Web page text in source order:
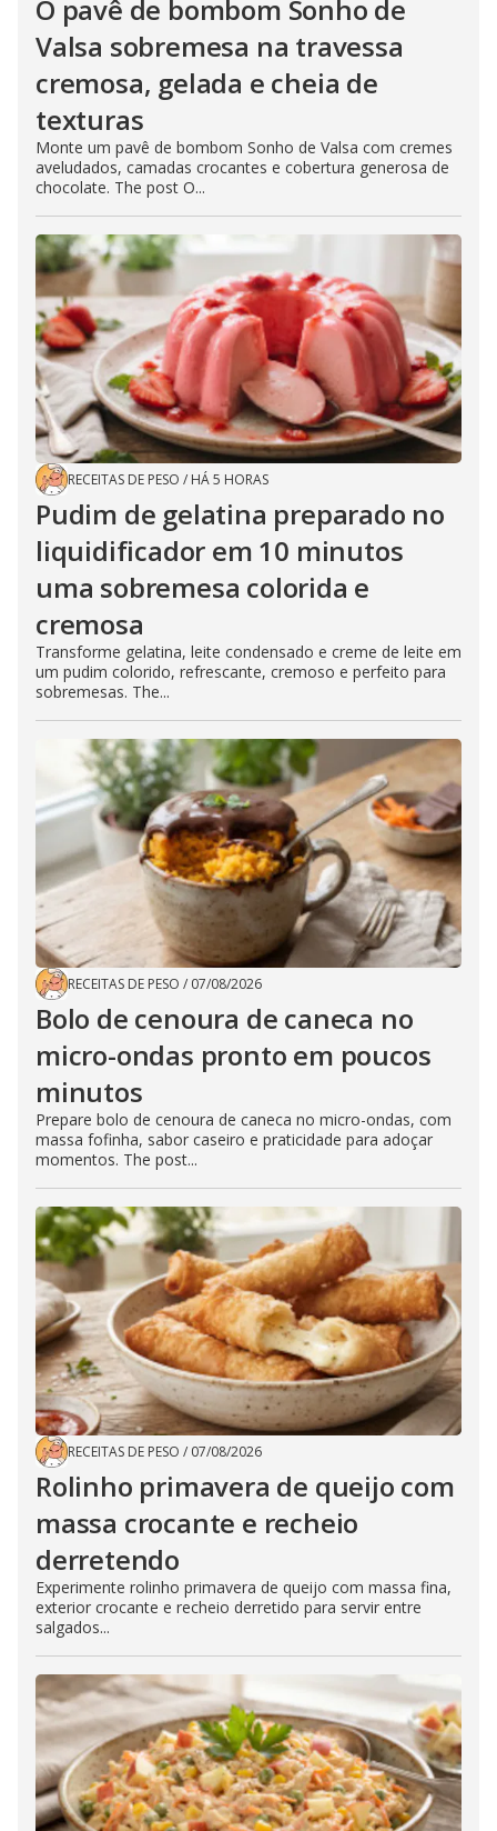
O pavê de bombom Sonho de
Valsa sobremesa na travessa
cremosa, gelada e cheia de
texturas
Monte um pavê de bombom Sonho de Valsa com cremes
aveludados, camadas crocantes e cobertura generosa de
chocolate. The post O...
RECEITAS DE PESO / HÁ 5 HORAS
Pudim de gelatina preparado no
liquidificador em 10 minutos
uma sobremesa colorida e
cremosa
Transforme gelatina, leite condensado e creme de leite em
um pudim colorido, refrescante, cremoso e perfeito para
sobremesas. The...
RECEITAS DE PESO / 07/08/2026
Bolo de cenoura de caneca no
micro-ondas pronto em poucos
minutos
Prepare bolo de cenoura de caneca no micro-ondas, com
massa fofinha, sabor caseiro e praticidade para adoçar
momentos. The post...
RECEITAS DE PESO / 07/08/2026
Rolinho primavera de queijo com
massa crocante e recheio
derretendo
Experimente rolinho primavera de queijo com massa fina,
exterior crocante e recheio derretido para servir entre
salgados...